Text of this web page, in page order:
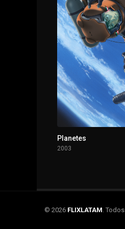
Planetes
2003
© 2026 FLIXLATAM.